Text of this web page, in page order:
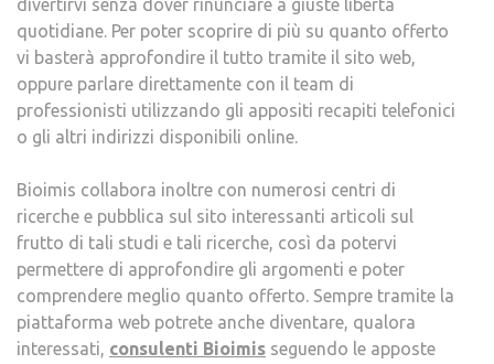
divertirvi senza dover rinunciare a giuste libertà
quotidiane. Per poter scoprire di più su quanto offerto
vi basterà approfondire il tutto tramite il sito web,
oppure parlare direttamente con il team di
professionisti utilizzando gli appositi recapiti telefonici
o gli altri indirizzi disponibili online.
Bioimis collabora inoltre con numerosi centri di
ricerche e pubblica sul sito interessanti articoli sul
frutto di tali studi e tali ricerche, così da potervi
permettere di approfondire gli argomenti e poter
comprendere meglio quanto offerto. Sempre tramite la
piattaforma web potrete anche diventare, qualora
interessati, consulenti Bioimis seguendo le apposte